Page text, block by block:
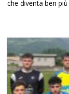
che diventa ben